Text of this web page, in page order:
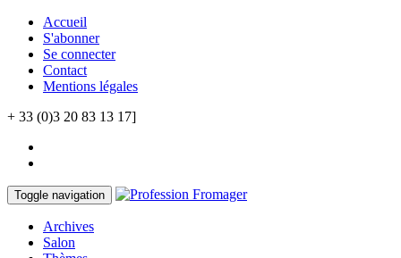
Accueil
S'abonner
Se connecter
Contact
Mentions légales
+ 33 (0)3 20 83 13 17]
Toggle navigation
Archives
Salon